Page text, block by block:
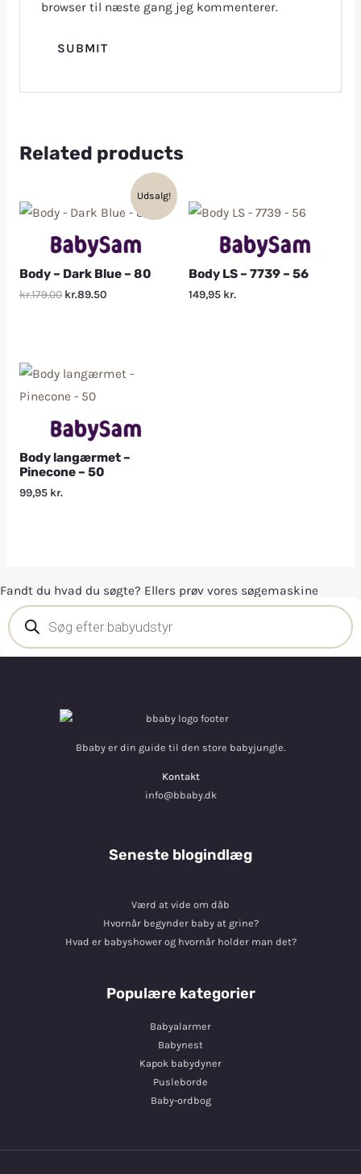
browser til næste gang jeg kommenterer.
Related products
Udsalg!
Body – Dark Blue – 80
kr.179.00 kr.89.50
Body LS – 7739 – 56
149,95 kr.
Body langærmet –
Pinecone – 50
99,95 kr.
Fandt du hvad du søgte? Ellers prøv vores søgemaskine
Bbaby er din guide til den store babyjungle.
Kontakt
info@bbaby.dk
Seneste blogindlæg
Værd at vide om dåb
Hvornår begynder baby at grine?
Hvad er babyshower og hvornår holder man det?
Populære kategorier
Babyalarmer
Babynest
Kapok babydyner
Pusleborde
Baby-ordbog